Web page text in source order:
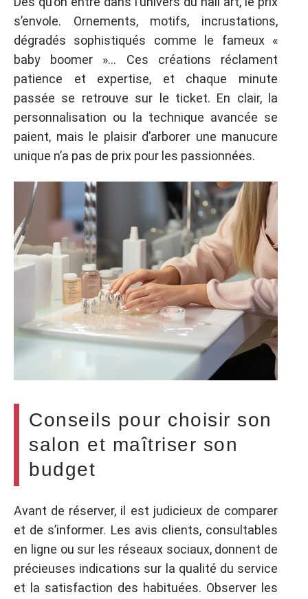
s’envole. Ornements, motifs, incrustations,
dégradés sophistiqués comme le fameux «
baby boomer »… Ces créations réclament
patience et expertise, et chaque minute
passée se retrouve sur le ticket. En clair, la
personnalisation ou la technique avancée se
paient, mais le plaisir d’arborer une manucure
unique n’a pas de prix pour les passionnées.
Conseils pour choisir son
salon et maîtriser son
budget
Avant de réserver, il est judicieux de comparer
et de s’informer. Les avis clients, consultables
en ligne ou sur les réseaux sociaux, donnent de
précieuses indications sur la qualité du service
et la satisfaction des habituées. Observer les